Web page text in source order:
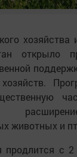
хозяйства
открыло
животных и
продлится с